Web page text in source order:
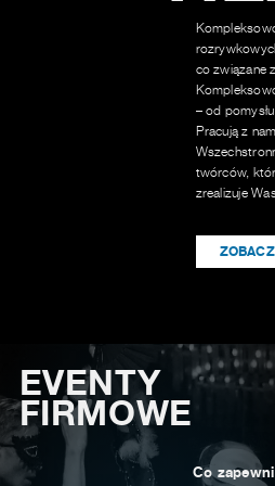
co związane
– od
Pracują z
twórców,
zrealizuje
EVENTY
FIRMOWE
Co